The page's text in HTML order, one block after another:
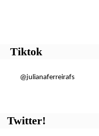
Tiktok
@julianaferreirafs
Twitter!